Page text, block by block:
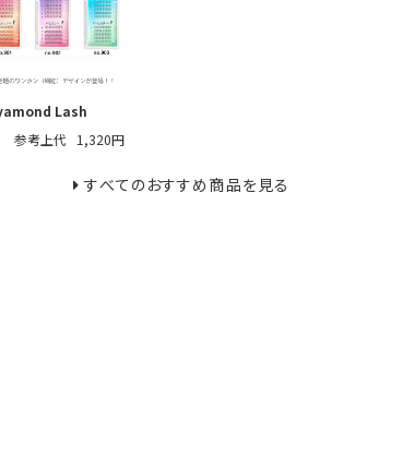
Lash
参考上代
1,320円
すべてのおすすめ商品を見る